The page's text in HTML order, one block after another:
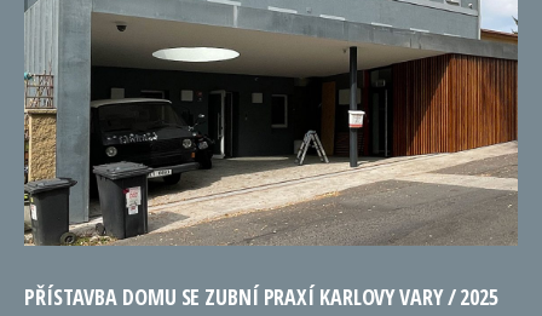
PŘÍSTAVBA DOMU SE ZUBNÍ PRAXÍ KARLOVY VARY / 2025